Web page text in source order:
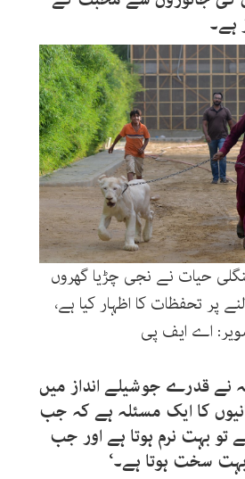
ہے۔
حیات نے نجی چڑیا گھروں
پر تحفظات کا اظہار کیا ہے،
اے ایف پی
نے قدرے جوشیلے انداز میں
کا ایک مسئلہ ہے کہ جب
ہے تو بہت نرم ہوتا ہے اور جب
سخت ہوتا ہے۔‘